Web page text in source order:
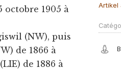
octobre 1905 à
(NW), puis
de 1866 à
de 1886 à
Artikel